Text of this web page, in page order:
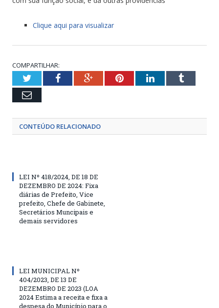
Clique aqui para visualizar
COMPARTILHAR:
TwitterFacebookGoogle+PinterestLinkedInTumblr
Email
CONTEÚDO RELACIONADO
LEI Nº 418/2024, DE 18 DE
DEZEMBRO DE 2024: Fixa
diárias de Prefeito, Vice
prefeito, Chefe de Gabinete,
Secretários Muncipais e
demais servidores
LEI MUNICIPAL Nº
404/2023, DE 13 DE
DEZEMBRO DE 2023 (LOA
2024 Estima a receita e fixa a
despesa do Município para o